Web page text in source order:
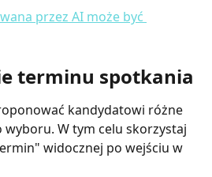
terminu spotkania
kandydatowi różne
W tym celu skorzystaj
widocznej po wejściu w